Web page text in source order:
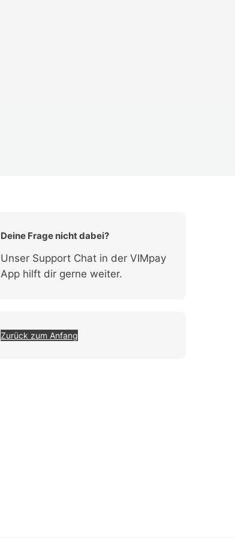
Deine Frage nicht dabei?
Unser Support Chat in der VIMpay
App hilft dir gerne weiter.
Zurück zum Anfang